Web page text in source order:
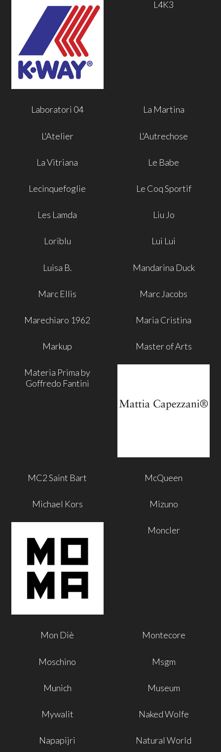
L4K3
Laboratori 04 La Martina
L'Atelier L'Autrechose
La Vitriana Le Babe
Lecinquefoglie Le Coq Sportif
Les Lamda Liu Jo
Loriblu Lui Lui
Luisa B. Mandarina Duck
Marc Ellis Marc Jacobs
Marechiaro 1962 Maria Cristina
Markup Master of Arts
Materia Prima by
Goffredo Fantini
MC2 Saint Bart McQueen
Michael Kors Mizuno
Moncler
Mon Diè Montecore
Moschino Msgm
Munich Museum
Mywalit Naked Wolfe
Napapijri Natural World